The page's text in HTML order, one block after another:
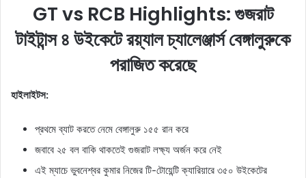
GT vs RCB Highlights: গুজরাট
টাইটান্স ৪ উইকেটে রয়্যাল চ্যালেঞ্জার্স বেঙ্গালুরুকে
পরাজিত করেছে
হাইলাইটস:
প্রথমে ব্যাট করতে নেমে বেঙ্গালুরু ১৫৫ রান করে
জবাবে ২৫ বল বাকি থাকতেই গুজরাট লক্ষ্য অর্জন করে নেই
এই ম্যাচে ভুবনেশ্বর কুমার নিজের টি-টোয়েন্টি ক্যারিয়ারে ৩৫০ উইকেটের